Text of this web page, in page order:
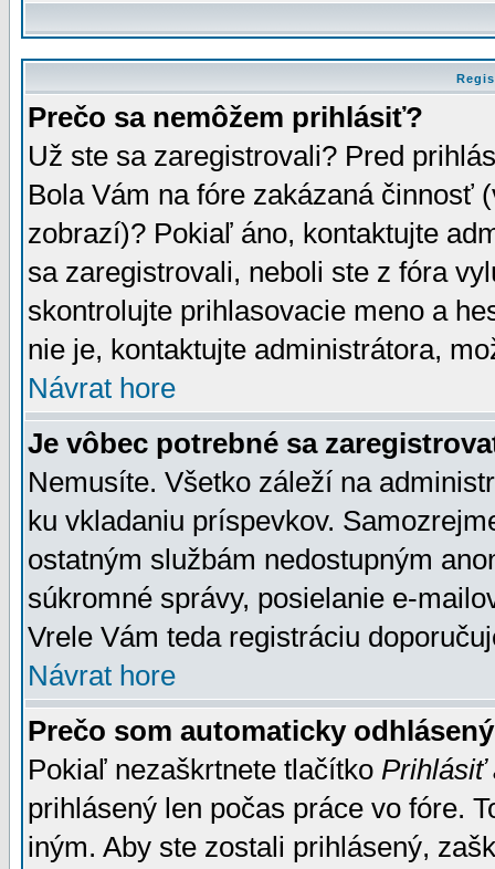
Prečo sa nemôžem prihlásiť?
Už ste sa zaregistrovali? Pred
Bola Vám na fóre zakázaná činnosť
zobrazí)? Pokiaľ áno, kontaktujte
sa zaregistrovali, neboli ste z fóra
skontrolujte prihlasovacie meno a
nie je, kontaktujte administrátora,
Návrat hore
Je vôbec potrebné sa
Nemusíte. Všetko záleží na
ku vkladaniu príspevkov.
ostatným službám nedostupným
súkromné správy, posielanie e-
Vrele Vám teda registráciu
Návrat hore
Prečo som automaticky
Pokiaľ nezaškrtnete tlačítko Prihlásiť
prihlásený len počas práce vo fóre.
iným. Aby ste zostali prihlásený,